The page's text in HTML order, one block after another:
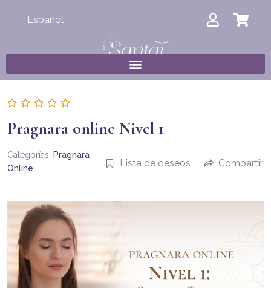
Español
Pragnara online Nivel 1
Categorías: Pragnara
Online
Lista de deseos Compartir